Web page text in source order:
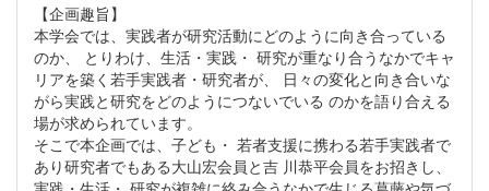
【企画趣旨】
本学会では、実践者が研究活動にどのように向き合っている
のか、 とりわけ、生活・実践・ 研究が重なり合うなかでキャ
リアを築く若手実践者・研究者が、 日々の変化と向き合いな
がら実践と研究をどのようにつないでいる のかを語り合える
場が求められています。
そこで本企画では、子ども・ 若者支援に携わる若手実践者で
あり研究者でもある大山宏会員と吉 川恭平会員をお招きし、